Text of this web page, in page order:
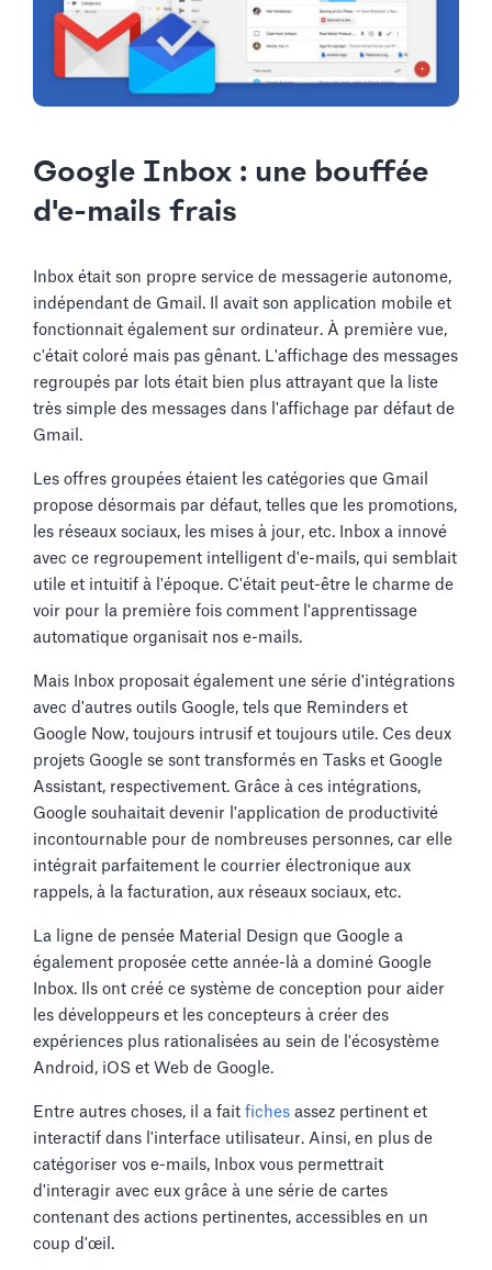
Google Inbox : une bouffée
d'e-mails frais
Inbox était son propre service de messagerie autonome,
indépendant de Gmail. Il avait son application mobile et
fonctionnait également sur ordinateur. À première vue,
c'était coloré mais pas gênant. L'affichage des messages
regroupés par lots était bien plus attrayant que la liste
très simple des messages dans l'affichage par défaut de
Gmail.
Les offres groupées étaient les catégories que Gmail
propose désormais par défaut, telles que les promotions,
les réseaux sociaux, les mises à jour, etc. Inbox a innové
avec ce regroupement intelligent d'e-mails, qui semblait
utile et intuitif à l'époque. C'était peut-être le charme de
voir pour la première fois comment l'apprentissage
automatique organisait nos e-mails.
Mais Inbox proposait également une série d'intégrations
avec d'autres outils Google, tels que Reminders et
Google Now, toujours intrusif et toujours utile. Ces deux
projets Google se sont transformés en Tasks et Google
Assistant, respectivement. Grâce à ces intégrations,
Google souhaitait devenir l'application de productivité
incontournable pour de nombreuses personnes, car elle
intégrait parfaitement le courrier électronique aux
rappels, à la facturation, aux réseaux sociaux, etc.
La ligne de pensée Material Design que Google a
également proposée cette année-là a dominé Google
Inbox. Ils ont créé ce système de conception pour aider
les développeurs et les concepteurs à créer des
expériences plus rationalisées au sein de l'écosystème
Android, iOS et Web de Google.
Entre autres choses, il a fait fiches assez pertinent et
interactif dans l'interface utilisateur. Ainsi, en plus de
catégoriser vos e-mails, Inbox vous permettrait
d'interagir avec eux grâce à une série de cartes
contenant des actions pertinentes, accessibles en un
coup d'œil.